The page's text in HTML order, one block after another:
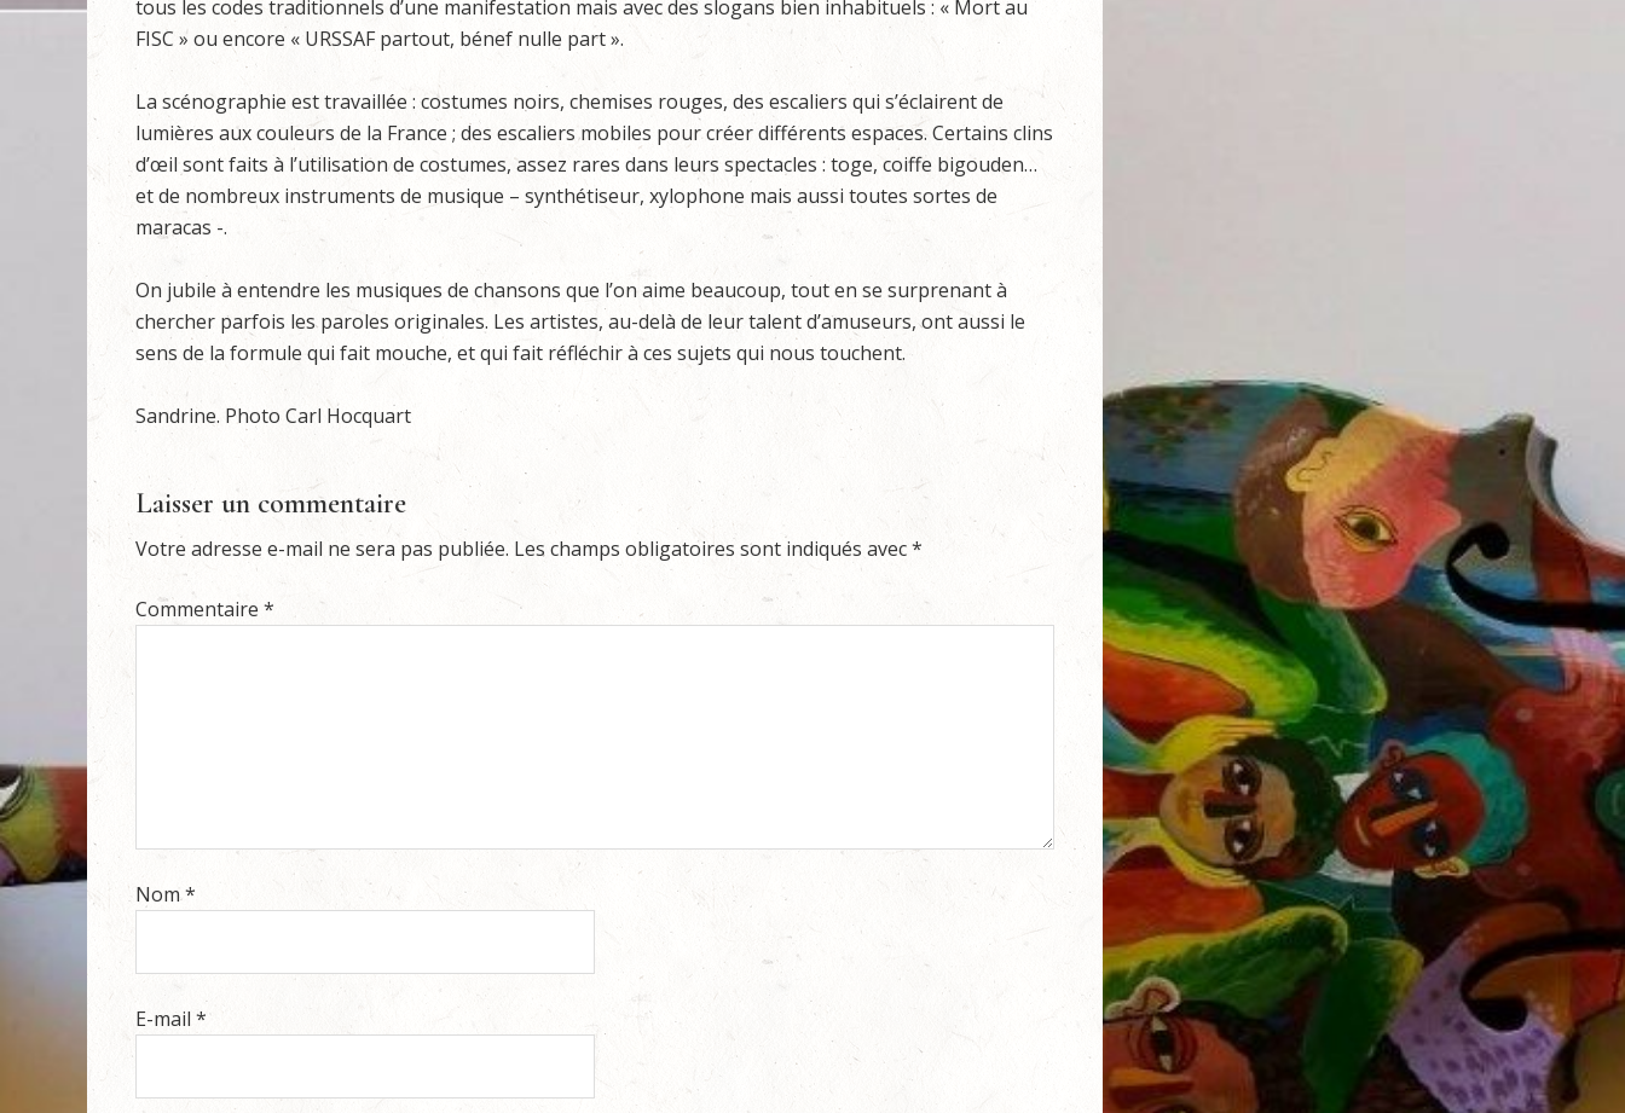
tous les codes traditionnels d’une manifestation mais avec des slogans bien inhabituels : « Mort au
FISC » ou encore « URSSAF partout, bénef nulle part ».
La scénographie est travaillée : costumes noirs, chemises rouges, des escaliers qui s’éclairent de
lumières aux couleurs de la France ; des escaliers mobiles pour créer différents espaces. Certains clins
d’œil sont faits à l’utilisation de costumes, assez rares dans leurs spectacles : toge, coiffe bigouden…
et de nombreux instruments de musique – synthétiseur, xylophone mais aussi toutes sortes de
maracas -.
On jubile à entendre les musiques de chansons que l’on aime beaucoup, tout en se surprenant à
chercher parfois les paroles originales. Les artistes, au-delà de leur talent d’amuseurs, ont aussi le
sens de la formule qui fait mouche, et qui fait réfléchir à ces sujets qui nous touchent.
Sandrine. Photo Carl Hocquart
Laisser un commentaire
Votre adresse e-mail ne sera pas publiée. Les champs obligatoires sont indiqués avec*
Commentaire *
Nom*
E-mail *